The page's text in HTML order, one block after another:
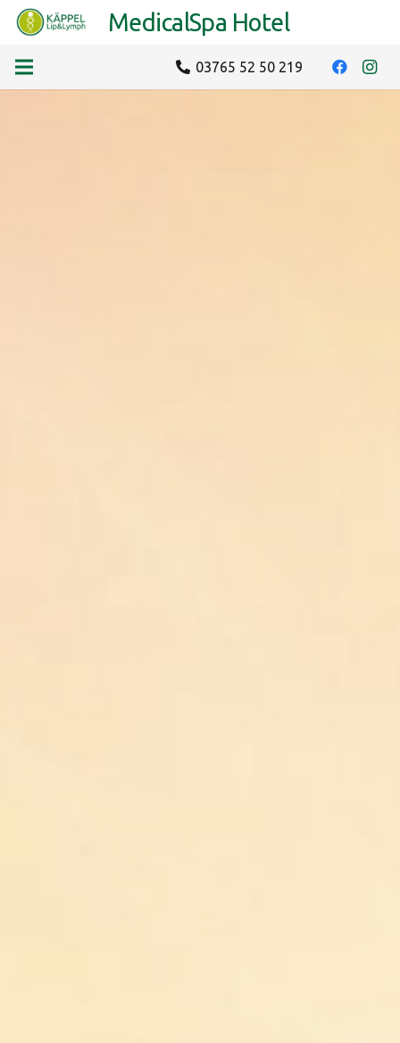
MedicalSpa Hotel
03765 52 50 219